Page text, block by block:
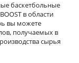
баскетбольные
в области
вы можете
получаемых в
сырья